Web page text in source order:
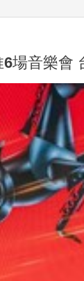
場音樂會